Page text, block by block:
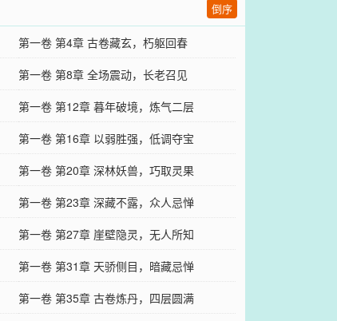
倒序
第一卷 第4章 古卷藏玄，朽躯回春
第一卷 第8章 全场震动，长老召见
第一卷 第12章 暮年破境，炼气二层
第一卷 第16章 以弱胜强，低调夺宝
第一卷 第20章 深林妖兽，巧取灵果
第一卷 第23章 深藏不露，众人忌惮
第一卷 第27章 崖壁隐灵，无人所知
第一卷 第31章 天骄侧目，暗藏忌惮
第一卷 第35章 古卷炼丹，四层圆满